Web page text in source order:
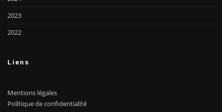
2023
2022
Liens
Mentions légales
Politique de confidentialité